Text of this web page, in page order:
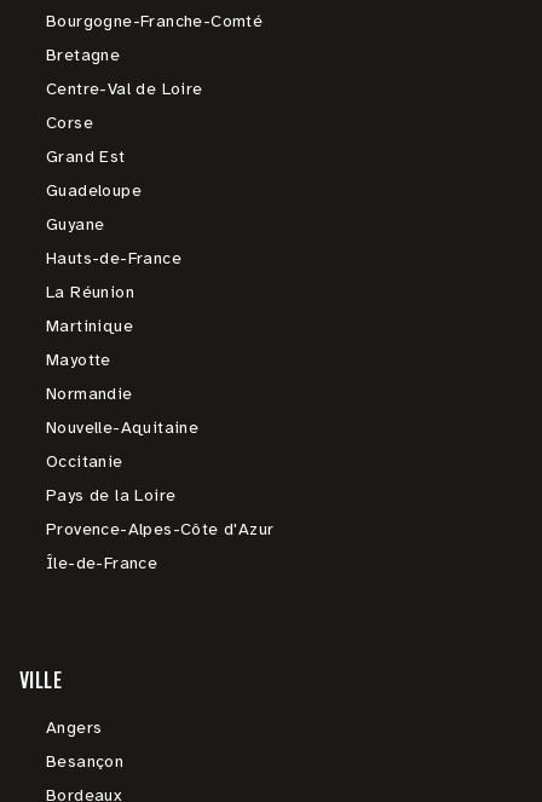
Bourgogne-Franche-Comté
Bretagne
Centre-Val de Loire
Corse
Grand Est
Guadeloupe
Guyane
Hauts-de-France
La Réunion
Martinique
Mayotte
Normandie
Nouvelle-Aquitaine
Occitanie
Pays de la Loire
Provence-Alpes-Côte d'Azur
Île-de-France
VILLE
Angers
Besançon
Bordeaux